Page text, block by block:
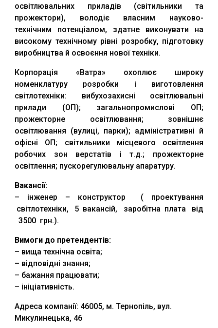
освітлювальних приладів (світильники та
прожектори), володіє власним науково-
технічним потенціалом, здатне виконувати на
високому технічному рівні розробку, підготовку
виробництва й освоєння нової техніки.
Корпорація «Ватра» охоплює широку
номенклатуру розробки і виготовлення
світлотехніки: вибухозахисні освітлювальні
прилади (ОП); загальнопромислові ОП;
прожекторне освітлювання; зовнішнє
освітлювання (вулиці, парки); адміністративні й
офісні ОП; світильники місцевого освітлення
робочих зон верстатів і т.д.; прожекторне
освітлення; пускорегулювальну апаратуру.
Вакансії:
– інженер – конструктор ( проектування
світлотехніки, 5 вакансій, заробітна плата від
3500 грн.).
Вимоги до претендентів:
– вища технічна освіта;
– відповідні знання;
– бажання працювати;
– ініціативність.
Адреса компанії: 46005, м. Тернопіль, вул.
Микулинецька, 46